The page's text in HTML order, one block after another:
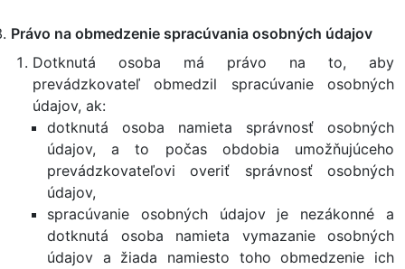
Právo na obmedzenie spracúvania osobných údajov
Dotknutá osoba má právo na to, aby
prevádzkovateľ obmedzil spracúvanie osobných
údajov, ak:
dotknutá osoba namieta správnosť osobných
údajov, a to počas obdobia umožňujúceho
prevádzkovateľovi overiť správnosť osobných
údajov,
spracúvanie osobných údajov je nezákonné a
dotknutá osoba namieta vymazanie osobných
údajov a žiada namiesto toho obmedzenie ich